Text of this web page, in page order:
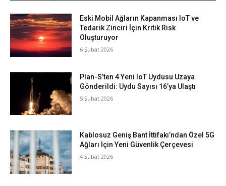
Eski Mobil Ağların Kapanması IoT ve
Tedarik Zinciri İçin Kritik Risk
Oluşturuyor
6 Şubat 2026
Plan-S’ten 4 Yeni IoT Uydusu Uzaya
Gönderildi: Uydu Sayısı 16’ya Ulaştı
5 Şubat 2026
Kablosuz Geniş Bant İttifakı’ndan Özel 5G
Ağları İçin Yeni Güvenlik Çerçevesi
4 Şubat 2026